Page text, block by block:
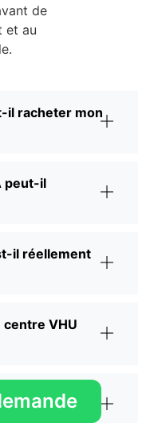
de
et au
il racheter mon
peut-il
il réellement
VHU
fixer une